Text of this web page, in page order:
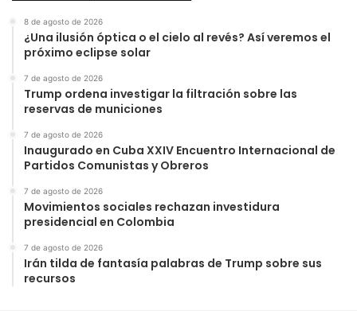
8 de agosto de 2026
¿Una ilusión óptica o el cielo al revés? Así veremos el
próximo eclipse solar
7 de agosto de 2026
Trump ordena investigar la filtración sobre las
reservas de municiones
7 de agosto de 2026
Inaugurado en Cuba XXIV Encuentro Internacional de
Partidos Comunistas y Obreros
7 de agosto de 2026
Movimientos sociales rechazan investidura
presidencial en Colombia
7 de agosto de 2026
Irán tilda de fantasía palabras de Trump sobre sus
recursos